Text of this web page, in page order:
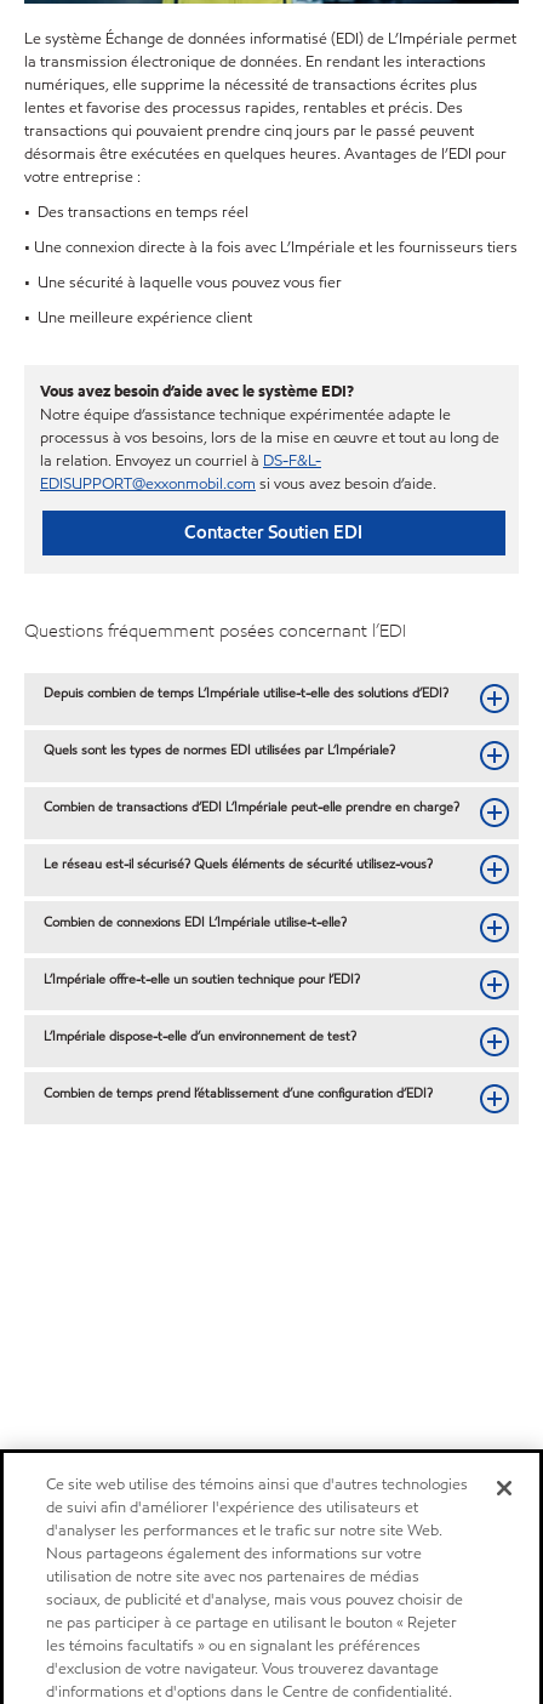
Le système Échange de données informatisé (EDI) de L’Impériale permet
la transmission électronique de données. En rendant les interactions
numériques, elle supprime la nécessité de transactions écrites plus
lentes et favorise des processus rapides, rentables et précis. Des
transactions qui pouvaient prendre cinq jours par le passé peuvent
désormais être exécutées en quelques heures. Avantages de l’EDI pour
votre entreprise :
• Des transactions en temps réel
• Une connexion directe à la fois avec L’Impérialeet les fournisseurs tiers
• Une sécurité à laquelle vous pouvez vous fier
• Une meilleure expérience client
Vous avez besoin d’aide avec le système EDI?
Notre équipe d’assistance technique expérimentée adapte le
processus à vos besoins, lors de la mise en œuvre et tout au long de
la relation. Envoyez un courriel à DS-F&L-
EDISUPPORT@exxonmobil.com si vous avez besoin d’aide.
Contacter Soutien EDI
Questions fréquemment posées concernant l’EDI
Depuis combien de temps L’Impériale utilise-t-elle des solutions d’EDI?
Quels sont les types de normes EDI utilisées par L’Impériale?
Combien de transactions d’EDI L’Impériale peut-elle prendre en charge?
Le réseau est-il sécurisé? Quels éléments de sécurité utilisez-vous?
Combien de connexions EDI L’Impériale utilise-t-elle?
L’Impériale offre-t-elle un soutien technique pour l’EDI?
L’Impériale dispose-t-elle d’un environnement de test?
Combien de temps prend l’établissement d’une configuration d’EDI?
Ce site web utilise des témoins ainsi que d'autres technologies
de suivi afin d'améliorer l'expérience des utilisateurs et
d'analyser les performances et le trafic sur notre site Web.
Nous partageons également des informations sur votre
utilisation de notre site avec nos partenaires de médias
sociaux, de publicité et d'analyse, mais vous pouvez choisir de
ne pas participer à ce partage en utilisant le bouton « Rejeter
les témoins facultatifs » ou en signalant les préférences
d'exclusion de votre navigateur. Vous trouverez davantage
d'informations et d'options dans le Centre de confidentialité.